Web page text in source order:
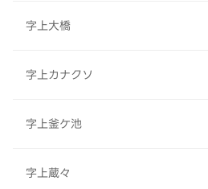
字上大橋
字上カナクソ
字上釜ケ池
字上蔵々